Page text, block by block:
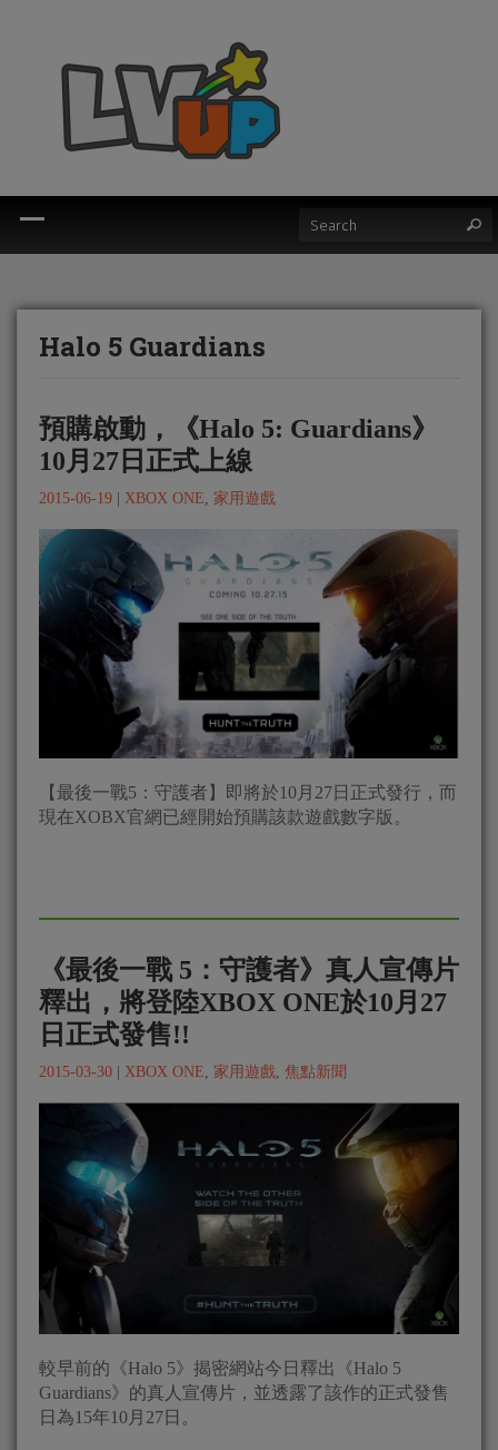
Halo 5 Guardians
預購啟動，《Halo 5: Guardians》
10月27日正式上線
2015-06-19 XBOX ONE, 家用遊戲
【最後一戰5：守護者】即將於10月27日正式發行，而
現在XOBX官網已經開始預購該款遊戲數字版。
《最後一戰 5：守護者》真人宣傳片
釋出，將登陸XBOX ONE於10月27
日正式發售!!
2015-03-30 XBOX ONE 家用遊戲 焦點新聞
較早前的《Halo 5》揭密網站今日釋出《Halo 5
Guardians》的真人宣傳片，並透露了該作的正式發售
日為15年10月27日。